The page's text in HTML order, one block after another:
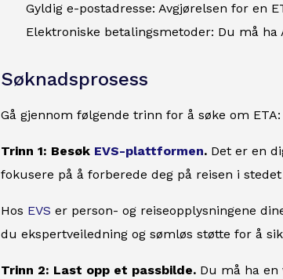
Gyldig e-postadresse: Avgjørelsen for en
Elektroniske betalingsmetoder: Du må
Søknadsprosess
Gå gjennom følgende trinn for å søke om ETA:
Trinn 1: Besøk EVS-plattformen. Det er en
fokusere på å forberede deg på reisen i
Hos EVS er person- og reiseopplysningene
du ekspertveiledning og sømløs støtte for å
Trinn 2: Last opp et passbilde. Du må ha